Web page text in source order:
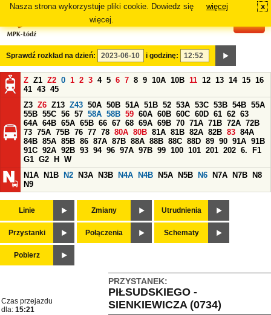
Nasza strona wykorzystuje pliki cookie. Dowiedz się
więcej.
więcej x
Sprawdź rozkład na dzień: i godzinę:
Z Z1 Z2 0 1 2 3 4 5 6 7 8 9 10A 10B 11 12 13 14 15 16
41 43 45
Z3 Z6 Z13 Z43 50A 50B 51A 51B 52 53A 53C 53B 54B 55A
55B 55C 56 57 58A 58B 59 60A 60B 60C 60D 61 62 63
64A 64B 65A 65B 66 67 68 69A 69B 70 71A 71B 72A 72B
73 75A 75B 76 77 78 80A 80B 81A 81B 82A 82B 83 84A
84B 85A 85B 86 87A 87B 88A 88B 88C 88D 89 90 91A 91B
91C 92A 92B 93 94 96 97A 97B 99 100 101 201 202 6.
F1
G1 G2 H
W
N1A
N1B N2 N3A N3B N4A N4B N5A N5B N6 N7A N7B
N8
N9
Linie Zmiany Utrudnienia
Przystanki Połączenia Schematy
Pobierz
PRZYSTANEK:
PIŁSUDSKIEGO -
SIENKIEWICZA (0734)
Czas przejazdu
dla: 15:21